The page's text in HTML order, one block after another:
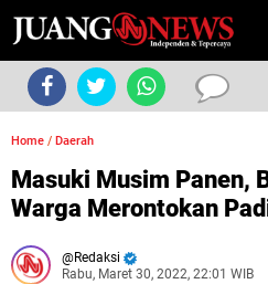
Home / Daerah
Masuki Musim Panen,
Warga Merontokan
Redaksi
Rabu, Maret 30, 2022, 22:01 WIB